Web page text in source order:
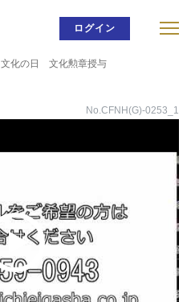
ログイン
文化の日 文化勲章授与
No.CFNH(G)-0253_1